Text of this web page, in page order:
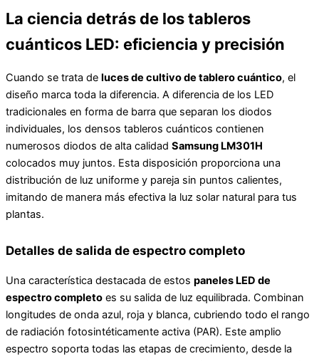
La ciencia detrás de los tableros
cuánticos LED: eficiencia y precisión
Cuando se trata de luces de cultivo de tablero cuántico, el
diseño marca toda la diferencia. A diferencia de los LED
tradicionales en forma de barra que separan los diodos
individuales, los densos tableros cuánticos contienen
numerosos diodos de alta calidad Samsung LM301H
colocados muy juntos. Esta disposición proporciona una
distribución de luz uniforme y pareja sin puntos calientes,
imitando de manera más efectiva la luz solar natural para tus
plantas.
Detalles de salida de espectro completo
Una característica destacada de estos paneles LED de
espectro completo es su salida de luz equilibrada. Combinan
longitudes de onda azul, roja y blanca, cubriendo todo el rango
de radiación fotosintéticamente activa (PAR). Este amplio
espectro soporta todas las etapas de crecimiento, desde la